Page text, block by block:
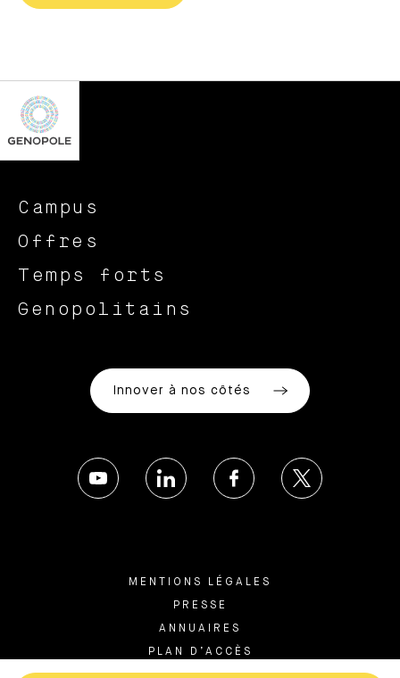
Campus
Offres
Temps forts
Genopolitains
Innover à nos côtés
MENTIONS LÉGALES
PRESSE
ANNUAIRES
PLAN D’ACCÈS
LEXIQUE